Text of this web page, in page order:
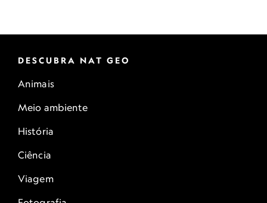
DESCUBRA NAT GEO
Animais
Meio ambiente
História
Ciência
Viagem